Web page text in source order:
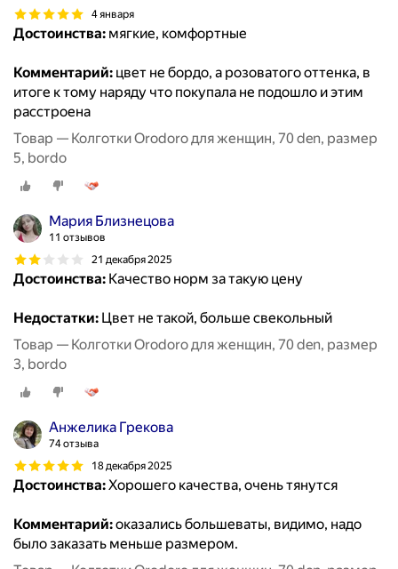
4 января
Достоинства: мягкие, комфортные
Комментарий: цвет не бордо, а розоватого оттенка, в
итоге к тому наряду что покупала не подошло и этим
расстроена
Товар — Колготки Orodoro для женщин, 70 den, размер
5, bordo
Мария Близнецова
11 отзывов
21 декабря 2025
Достоинства: Качество норм за такую цену
Недостатки: Цвет не такой, больше свекольный
Товар — Колготки Orodoro для женщин, 70 den, размер
3, bordo
Анжелика Грекова
74 отзыва
18 декабря 2025
Достоинства:Хорошего качества, очень тянутся
Комментарий:оказались большеваты, видимо, надо
было заказать меньше размером.